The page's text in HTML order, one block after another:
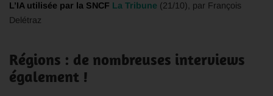
L’IA utilisée par la SNCF La Tribune (21/10), par François
Delétraz
Régions : de nombreuses interviews
également !